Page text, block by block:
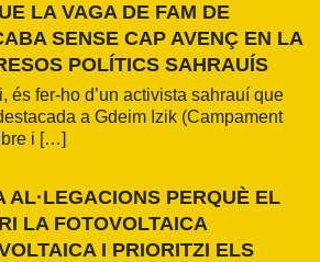
LA VAGA DE FAM DE
SENSE CAP AVENÇ EN LA
POLÍTICS SAHRAUÍS
és fer-ho d’un activista sahrauí que
a Gdeim Izik (Campament
i […]
AL·LEGACIONS PERQUÈ EL
LA FOTOVOLTAICA
I PRIORITZI ELS